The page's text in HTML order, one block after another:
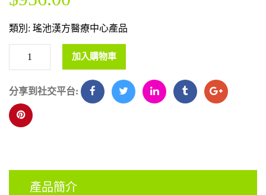
類別: 瑤池漢方醫療中心產品
加入購物車
分享到社交平台:
產品簡介